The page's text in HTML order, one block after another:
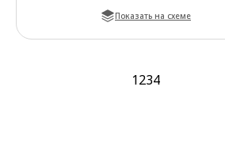
Показать на схеме
1234